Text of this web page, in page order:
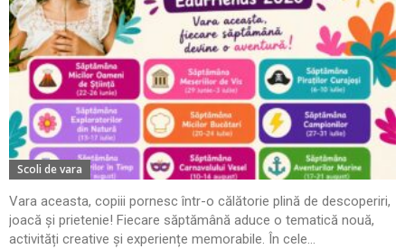
Scoli de vara
Vara aceasta, copiii pornesc într-o călătorie plină de descoperiri,
joacă și prietenie! Fiecare săptămână aduce o tematică nouă,
activități creative și experiențe memorabile. În cele...